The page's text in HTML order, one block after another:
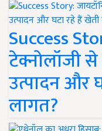
Success
टेक्नोलॉजी
उत्पादन और
लागत?